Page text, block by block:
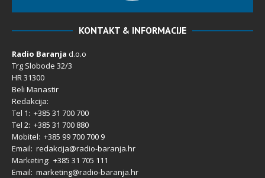
KONTAKT & INFORMACIJE
Radio Baranja d.o.o
Trg Slobode 32/3
HR 31300
Beli Manastir
Redakcija:
Tel 1: +385 31 700 700
Tel 2: +385 31 700 880
Mobitel: +385 99 700 700 9
Email: redakcija@radio-baranja.hr
Marketing: +385 31 705 111
Email: marketing@radio-baranja.hr